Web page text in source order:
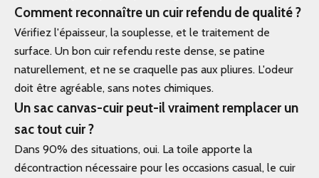
Comment reconnaître un cuir refendu de qualité ?
Vérifiez l'épaisseur, la souplesse, et le traitement de
surface. Un bon cuir refendu reste dense, se patine
naturellement, et ne se craquelle pas aux pliures. L'odeur
doit être agréable, sans notes chimiques.
Un sac canvas-cuir peut-il vraiment remplacer un
sac tout cuir ?
Dans 90% des situations, oui. La toile apporte la
décontraction nécessaire pour les occasions casual, le cuir